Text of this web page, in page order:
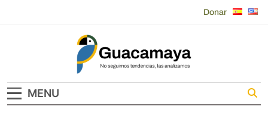
Donar
Guacamaya
MENU